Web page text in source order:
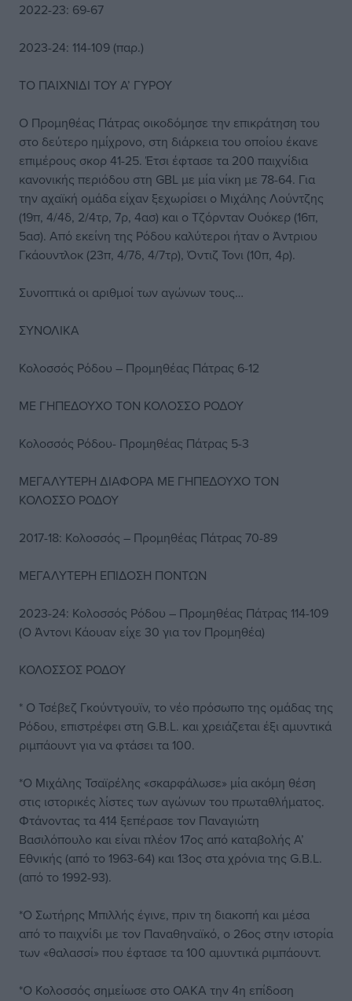
2022-23: 69-67
2023-24: 114-109 (παρ.)
ΤΟ ΠΑΙΧΝΙΔΙ ΤΟΥ Α’ ΓΥΡΟΥ
Ο Προμηθέας Πάτρας οικοδόμησε την επικράτηση του
στο δεύτερο ημίχρονο, στη διάρκεια του οποίου έκανε
επιμέρους σκορ 41-25. Έτσι έφτασε τα 200 παιχνίδια
κανονικής περιόδου στη GBL με μία νίκη με 78-64. Για
την αχαϊκή ομάδα είχαν ξεχωρίσει ο Μιχάλης Λούντζης
(19π, 4/4δ, 2/4τρ, 7ρ, 4ασ) και ο Τζόρνταν Ουόκερ (16π,
5ασ). Από εκείνη της Ρόδου καλύτεροι ήταν ο Άντριου
Γκάουντλοκ (23π, 4/7δ, 4/7τρ), Όντιζ Τονι (10π, 4ρ).
Συνοπτικά οι αριθμοί των αγώνων τους…
ΣΥΝΟΛΙΚΑ
Κολοσσός Ρόδου – Προμηθέας Πάτρας 6-12
ΜΕ ΓΗΠΕΔΟΥΧΟ ΤΟΝ ΚΟΛΟΣΣΟ ΡΟΔΟΥ
Κολοσσός Ρόδου- Προμηθέας Πάτρας 5-3
ΜΕΓΑΛΥΤΕΡΗ ΔΙΑΦΟΡΑ ΜΕ ΓΗΠΕΔΟΥΧΟ ΤΟΝ
ΚΟΛΟΣΣΟ ΡΟΔΟΥ
2017-18: Κολοσσός – Προμηθέας Πάτρας 70-89
ΜΕΓΑΛΥΤΕΡΗ ΕΠΙΔΟΣΗ ΠΟΝΤΩΝ
2023-24: Κολοσσός Ρόδου – Προμηθέας Πάτρας 114-109
(Ο Άντονι Κάουαν είχε 30 για τον Προμηθέα)
ΚΟΛΟΣΣΟΣ ΡΟΔΟΥ
* Ο Τσέβεζ Γκούντγουϊν, το νέο πρόσωπο της ομάδας της
Ρόδου, επιστρέφει στη G.B.L. και χρειάζεται έξι αμυντικά
ριμπάουντ για να φτάσει τα 100.
*Ο Μιχάλης Τσαϊρέλης «σκαρφάλωσε» μία ακόμη θέση
στις ιστορικές λίστες των αγώνων του πρωταθλήματος.
Φτάνοντας τα 414 ξεπέρασε τον Παναγιώτη
Βασιλόπουλο και είναι πλέον 17ος από καταβολής Α’
Εθνικής (από το 1963-64) και 13ος στα χρόνια της G.B.L.
(από το 1992-93).
*Ο Σωτήρης Μπιλλής έγινε, πριν τη διακοπή και μέσα
από το παιχνίδι με τον Παναθηναϊκό, ο 26ος στην ιστορία
των «θαλασσί» που έφτασε τα 100 αμυντικά ριμπάουντ.
*Ο Κολοσσός σημείωσε στο ΟΑΚΑ την 4η επίδοση